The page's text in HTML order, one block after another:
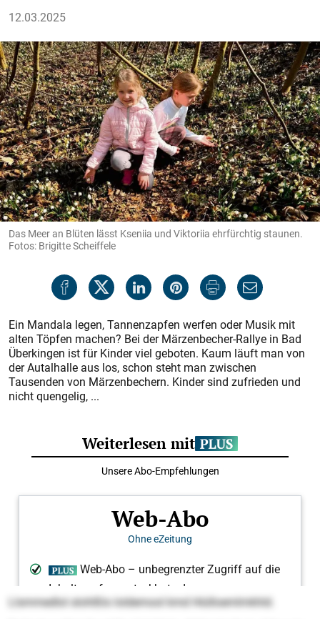
12.03.2025
Das Meer an Blüten lässt Kseniia und Viktoriia ehrfürchtig staunen.
Fotos: Brigitte Scheiffele
Ein Mandala legen, Tannenzapfen werfen oder Musik mit
alten Töpfen machen? Bei der Märzenbecher-Rallye in Bad
Überkingen ist für Kinder viel geboten. Kaum läuft man von
der Autalhalle aus los, schon steht man zwischen
Tausenden von Märzenbechern. Kinder sind zufrieden und
nicht quengelig, ...
Llsmmedlol slohlßlo loldemool kmd Hiülloemlmkhld.